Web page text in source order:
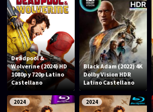
Deadpool &
Wolverine (2024) HD
1080p y 720p Latino
Castellano
Black Adam (2022) 4K
Dolby Vision HDR
Latino Castellano
2024 2024